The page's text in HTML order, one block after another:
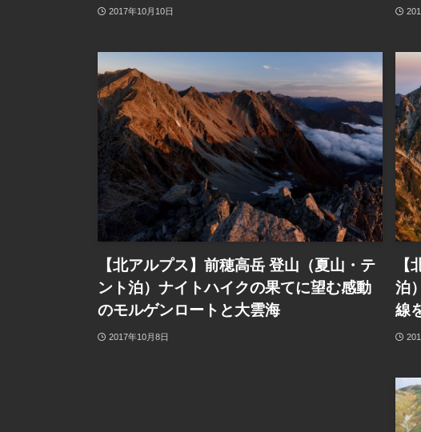
2017年10月10日
【北アルプス】前穂高岳 登山（夏山・テ
ント泊）ナイトハイクの果てに望む感動
のモルゲンロートと大雲海
2017年10月8日
泊
線